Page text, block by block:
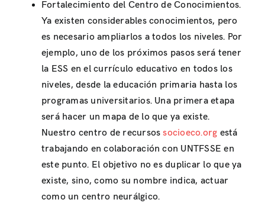
Fortalecimiento del Centro de Conocimientos.
Ya existen considerables conocimientos, pero
es necesario ampliarlos a todos los niveles. Por
ejemplo, uno de los próximos pasos será tener
la ESS en el currículo educativo en todos los
niveles, desde la educación primaria hasta los
programas universitarios. Una primera etapa
será hacer un mapa de lo que ya existe.
Nuestro centro de recursossocioeco.org está
trabajando en colaboración con UNTFSSE en
este punto. El objetivo no es duplicar lo que ya
existe, sino, como su nombre indica, actuar
como un centro neurálgico.